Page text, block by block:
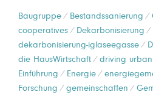
Baugruppe Bestandssanierung
cooperatives
Dekarbonisierung
dekarbonisierung-iglaseegasse
die HausWirtschaft
driving
Einführung
Energie
Forschung
gemeinschaffen